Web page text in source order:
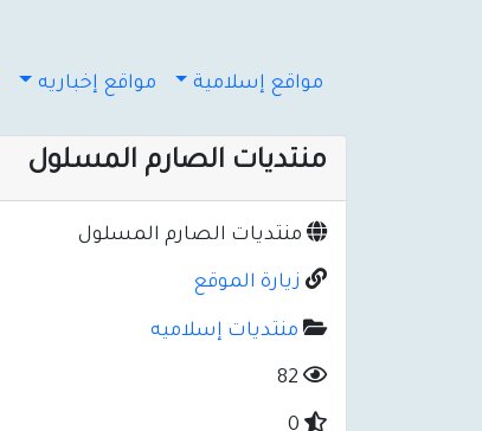
مواقع إسلامية مواقع إخباريه
منتديات الصارم المسلول
منتديات الصارم المسلول
زيارة الموقع
منتديات إسلاميه